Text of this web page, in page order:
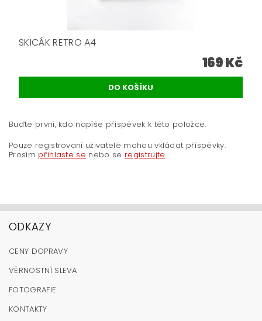
SKICÁK RETRO A4
169 Kč
Buďte první, kdo napíše příspěvek k této položce.
Pouze registrovaní uživatelé mohou vkládat příspěvky.
Prosím přihlaste se nebo se registrujte.
ODKAZY
CENY DOPRAVY
VĚRNOSTNÍ SLEVA
FOTOGRAFIE
KONTAKTY